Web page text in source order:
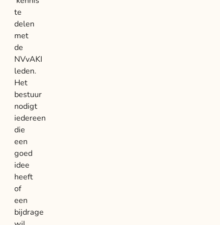
te
delen
met
de
NVvAKI
leden.
Het
bestuur
nodigt
iedereen
die
een
goed
idee
heeft
of
een
bijdrage